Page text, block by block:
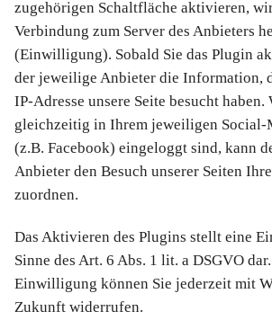
zugehörigen Schaltfläche aktivieren,
Verbindung zum Server des Anbieters
(Einwilligung). Sobald Sie das Plugin
der jeweilige Anbieter die Information,
IP-Adresse unsere Seite besucht haben.
gleichzeitig in Ihrem jeweiligen Social-
(z.B. Facebook) eingeloggt sind, kann
Anbieter den Besuch unserer Seiten
zuordnen.
Das Aktivieren des Plugins stellt eine
Sinne des Art. 6 Abs. 1 lit. a DSGVO
Einwilligung können Sie jederzeit mit
Zukunft widerrufen.